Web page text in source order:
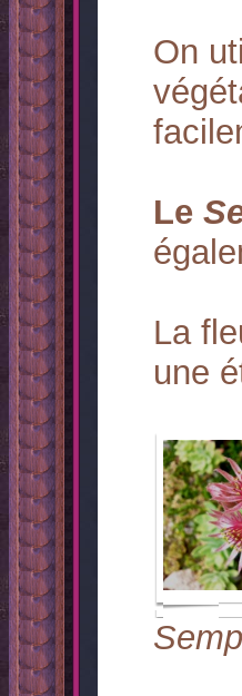
On
Le
La
une